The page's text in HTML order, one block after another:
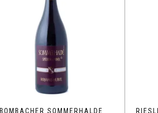
BOMBACHER SOMMERHALDE